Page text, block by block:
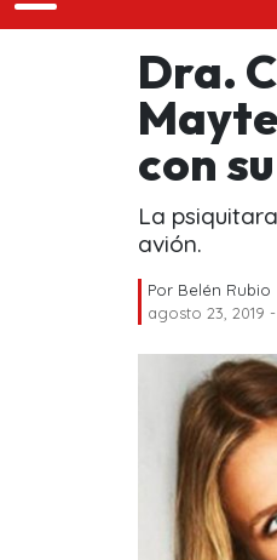
Dra.
con
La
avión.
Por Belén Rubio
agosto 23, 2019 -